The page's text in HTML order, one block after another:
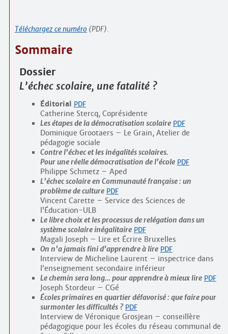
Téléchargez ce numéro (PDF).
Sommaire
Dossier
L’échec scolaire, une fatalité ?
Éditorial PDF
Catherine Stercq, Coprésidente
Les étapes de la démocratisation scolaire PDF
Dominique Grootaers – Le Grain, Atelier de
pédagogie sociale
Contre l’échec et les inégalités scolaires.
Pour une réelle démocratisation de l’école PDF
Philippe Schmetz – Aped
L’échec scolaire en Communauté française : un
problème de culture PDF
Vincent Carette – Service des Sciences de
l’Éducation-ULB
Le libre choix et les processus de relégation dans un
système scolaire inégalitaire PDF
Magali Joseph – Lire et Écrire Bruxelles
On n’a jamais fini d’apprendre à lire PDF
Interview de Micheline Laurent – inspectrice dans
l’enseignement secondaire inférieur
Le chemin sera long… pour apprendre à mieux lire PDF
Joseph Stordeur – CGé
Écoles primaires en quartier défavorisé : que faire pour
surmonter les difficultés ? PDF
Interview de Véronique Grosjean – conseillère
pédagogique pour les écoles du réseau communal de